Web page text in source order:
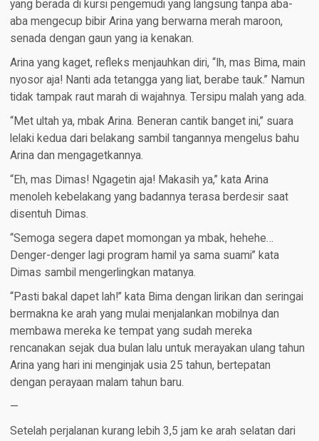
yang berada di kursi pengemudi yang langsung tanpa aba-
aba mengecup bibir Arina yang berwarna merah maroon,
senada dengan gaun yang ia kenakan.
Arina yang kaget, refleks menjauhkan diri, “Ih, mas Bima, main
nyosor aja! Nanti ada tetangga yang liat, berabe tauk.” Namun
tidak tampak raut marah di wajahnya. Tersipu malah yang ada.
“Met ultah ya, mbak Arina. Beneran cantik banget ini,” suara
lelaki kedua dari belakang sambil tangannya mengelus bahu
Arina dan mengagetkannya.
“Eh, mas Dimas! Ngagetin aja! Makasih ya,” kata Arina
menoleh kebelakang yang badannya terasa berdesir saat
disentuh Dimas.
“Semoga segera dapet momongan ya mbak, hehehe…
Denger-denger lagi program hamil ya sama suami” kata
Dimas sambil mengerlingkan matanya.
“Pasti bakal dapet lah!” kata Bima dengan lirikan dan seringai
bermakna ke arah yang mulai menjalankan mobilnya dan
membawa mereka ke tempat yang sudah mereka
rencanakan sejak dua bulan lalu untuk merayakan ulang tahun
Arina yang hari ini menginjak usia 25 tahun, bertepatan
dengan perayaan malam tahun baru.
—
Setelah perjalanan kurang lebih 3,5 jam ke arah selatan dari